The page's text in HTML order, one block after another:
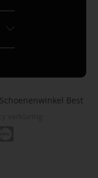
Best